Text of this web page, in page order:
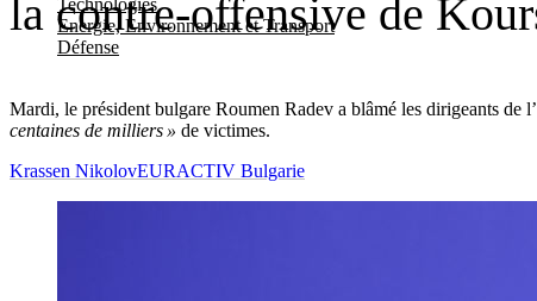
Technologies
Energie, Environnement et Transport
Défense
la contre-offensive de
Mardi, le président bulgare Roumen Radev a blâmé les dirigeants de
centaines de milliers » de victimes.
Krassen NikolovEURACTIV Bulgarie